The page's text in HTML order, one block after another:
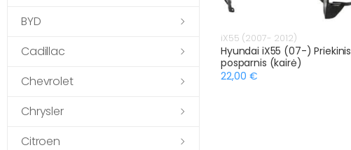
BYD
Cadillac
Chevrolet
Chrysler
Citroen
iX55 (2007- 2012)
Hyundai iX55 (07-) Priekinis
posparnis (kairė)
22,00 €